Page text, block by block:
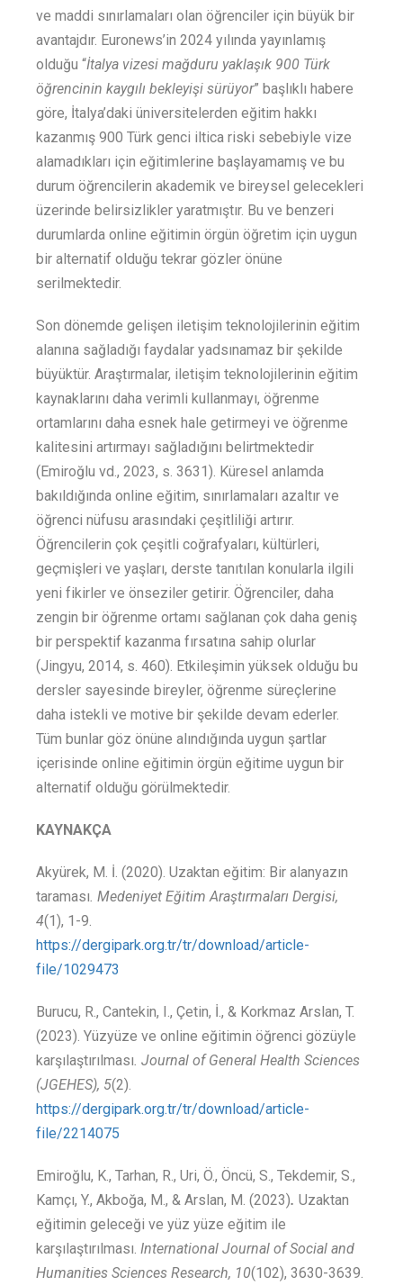
ve maddi sınırlamaları olan öğrenciler için büyük bir
avantajdır. Euronews’in 2024 yılında yayınlamış
olduğu “İtalya vizesi mağduru yaklaşık 900 Türk
öğrencinin kaygılı bekleyişi sürüyor” başlıklı habere
göre, İtalya’daki üniversitelerden eğitim hakkı
kazanmış 900 Türk genci iltica riski sebebiyle vize
alamadıkları için eğitimlerine başlayamamış ve bu
durum öğrencilerin akademik ve bireysel gelecekleri
üzerinde belirsizlikler yaratmıştır. Bu ve benzeri
durumlarda online eğitimin örgün öğretim için uygun
bir alternatif olduğu tekrar gözler önüne
serilmektedir.
Son dönemde gelişen iletişim teknolojilerinin eğitim
alanına sağladığı faydalar yadsınamaz bir şekilde
büyüktür. Araştırmalar, iletişim teknolojilerinin eğitim
kaynaklarını daha verimli kullanmayı, öğrenme
ortamlarını daha esnek hale getirmeyi ve öğrenme
kalitesini artırmayı sağladığını belirtmektedir
(Emiroğlu vd., 2023, s. 3631). Küresel anlamda
bakıldığında online eğitim, sınırlamaları azaltır ve
öğrenci nüfusu arasındaki çeşitliliği artırır.
Öğrencilerin çok çeşitli coğrafyaları, kültürleri,
geçmişleri ve yaşları, derste tanıtılan konularla ilgili
yeni fikirler ve önseziler getirir. Öğrenciler, daha
zengin bir öğrenme ortamı sağlanan çok daha geniş
bir perspektif kazanma fırsatına sahip olurlar
(Jingyu, 2014, s. 460). Etkileşimin yüksek olduğu bu
dersler sayesinde bireyler, öğrenme süreçlerine
daha istekli ve motive bir şekilde devam ederler.
Tüm bunlar göz önüne alındığında uygun şartlar
içerisinde online eğitimin örgün eğitime uygun bir
alternatif olduğu görülmektedir.
KAYNAKÇA
Akyürek, M. İ. (2020). Uzaktan eğitim: Bir alanyazın
taraması. Medeniyet Eğitim Araştırmaları Dergisi,
4(1), 1-9.
https://dergipark.org.tr/tr/download/article-
file/1029473
Burucu, R., Cantekin, I., Çetin, İ., & Korkmaz Arslan, T.
(2023). Yüzyüze ve online eğitimin öğrenci gözüyle
karşılaştırılması. Journal of General Health Sciences
(JGEHES), 5(2).
https://dergipark.org.tr/tr/download/article-
file/2214075
Emiroğlu, K., Tarhan, R., Uri, Ö., Öncü, S., Tekdemir, S.,
Kamçı, Y., Akboğa, M., & Arslan, M. (2023). Uzaktan
eğitimin geleceği ve yüz yüze eğitim ile
karşılaştırılması. International Journal of Social and
Humanities Sciences Research, 10(102), 3630-3639.